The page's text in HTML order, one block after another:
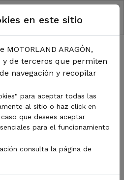
DE
novedades de MotorLand
noticias sobre eventos,
del circuito y
o tipo de contenido y
del motor.
en este sitio
ARAGÓN,
y de terceros que permiten
navegación y recopilar
para aceptar todas las
al sitio o haz click en
que desees aceptar
para el funcionamiento
consulta la página de